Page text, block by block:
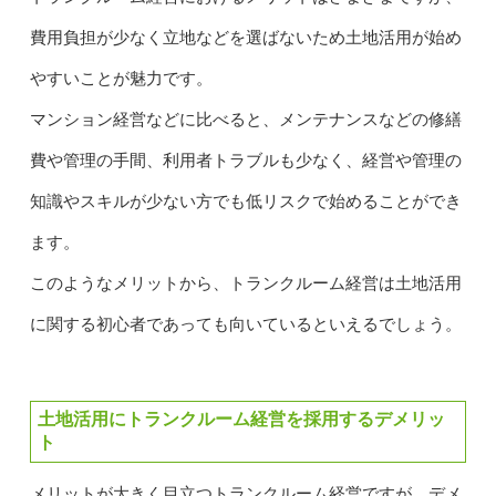
費用負担が少なく立地などを選ばないため土地活用が始め
やすいことが魅力です。
マンション経営などに比べると、メンテナンスなどの修繕
費や管理の手間、利用者トラブルも少なく、経営や管理の
知識やスキルが少ない方でも低リスクで始めることができ
ます。
このようなメリットから、トランクルーム経営は土地活用
に関する初心者であっても向いているといえるでしょう。
土地活用にトランクルーム経営を採用するデメリッ
ト